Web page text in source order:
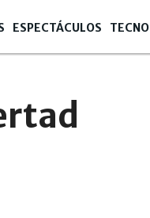
ESPECTÁCULOS TECNO